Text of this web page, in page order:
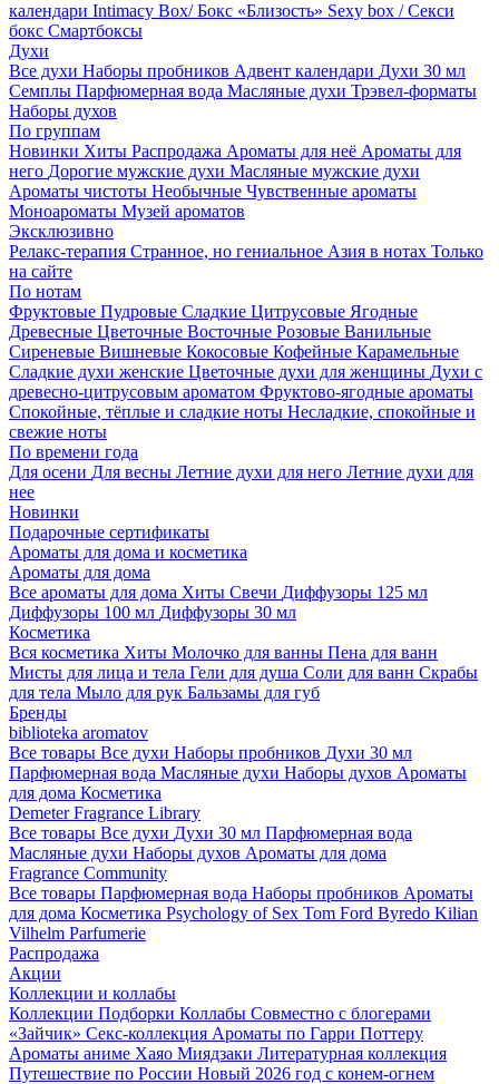
календари Intimacy Box/ Бокс «Близость» Sexy box / Секси
бокс Смартбоксы
Духи
Все духи Наборы пробников Адвент календари Духи 30 мл
Семплы Парфюмерная вода Масляные духи Трэвел-форматы
Наборы духов
По группам
Новинки Хиты Распродажа Ароматы для неё Ароматы для
него Дорогие мужские духи Масляные мужские духи
Ароматы чистоты Необычные Чувственные ароматы
Моноароматы Музей ароматов
Эксклюзивно
Релакс-терапия Странное, но гениальное Азия в нотах Только
на сайте
По нотам
Фруктовые Пудровые Сладкие Цитрусовые Ягодные
Древесные Цветочные Восточные Розовые Ванильные
Сиреневые Вишневые Кокосовые Кофейные Карамельные
Сладкие духи женские Цветочные духи для женщины Духи с
древесно-цитрусовым ароматом Фруктово-ягодные ароматы
Спокойные, тёплые и сладкие ноты Несладкие, спокойные и
свежие ноты
По времени года
Для осени Для весны Летние духи для него Летние духи для
нее
Новинки
Подарочные сертификаты
Ароматы для дома и косметика
Ароматы для дома
Все ароматы для дома Хиты Свечи Диффузоры 125 мл
Диффузоры 100 мл Диффузоры 30 мл
Косметика
Вся косметика Хиты Молочко для ванны Пена для ванн
Мисты для лица и тела Гели для душа Соли для ванн Скрабы
для тела Мыло для рук Бальзамы для губ
Бренды
biblioteka aromatov
Все товары Все духи Наборы пробников Духи 30 мл
Парфюмерная вода Масляные духи Наборы духов Ароматы
для дома Косметика
Demeter Fragrance Library
Все товары Все духи Духи 30 мл Парфюмерная вода
Масляные духи Наборы духов Ароматы для дома
Fragrance Community
Все товары Парфюмерная вода Наборы пробников Ароматы
для дома Косметика Psychology of Sex Tom Ford Byredo Kilian
Vilhelm Parfumerie
Распродажа
Акции
Коллекции и коллабы
Коллекции Подборки Коллабы Совместно с блогерами
«Зайчик» Секс-коллекция Ароматы по Гарри Поттеру
Ароматы аниме Хаяо Миядзаки Литературная коллекция
Путешествие по России Новый 2026 год с конем-огнем